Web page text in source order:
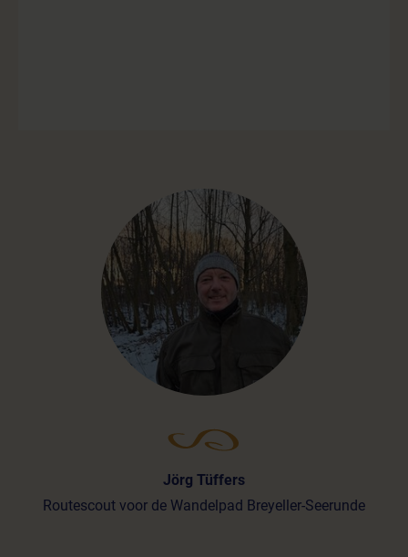
Jörg Tüffers
Routescout voor de Wandelpad Breyeller-Seerunde